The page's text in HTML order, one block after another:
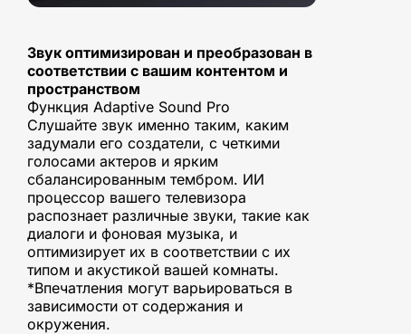
Звук оптимизирован и преобразован в
соответствии с вашим контентом и
пространством
Функция Adaptive Sound Pro
Слушайте звук именно таким, каким
задумали его создатели, с четкими
голосами актеров и ярким
сбалансированным тембром. ИИ
процессор вашего телевизора
распознает различные звуки, такие как
диалоги и фоновая музыка, и
оптимизирует их в соответствии с их
типом и акустикой вашей комнаты.
*Впечатления могут варьироваться в
зависимости от содержания и
окружения.